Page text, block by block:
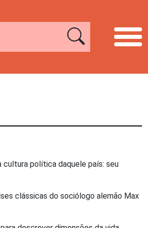
cultura política daquele país: seu
clássicas do sociólogo alemão Max